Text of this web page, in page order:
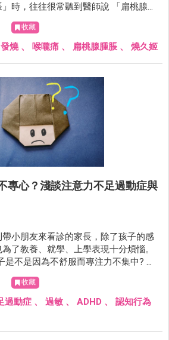
時，往往很常聽到醫師說 「扁桃腺發
或是細菌感染」。
收藏
發燒、 喉嚨痛 、 扁桃腺腫脹 、 燒久姬
專心？淺談注意力不足過動症與
小朋友來看診的家長，除了孩子的感
了教養、就學、上學表現十分煩惱。
不是因為不舒服而專注力不集中? 老
子上課不專心，回家功課也是需要我們
每天光是幫他看功課就造成親子衝突不
？ 在之前的文章中我們曾分享過，兒童
動、衝動控制障礙與過敏性體質密切
收藏
過動症 、 過敏 、 ADHD 、 認知行為